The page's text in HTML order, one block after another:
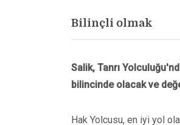
Bilinçli olmak
Salik, Tanrı
bilincinde olacak ve
Hak Yolcusu, en iyi yol